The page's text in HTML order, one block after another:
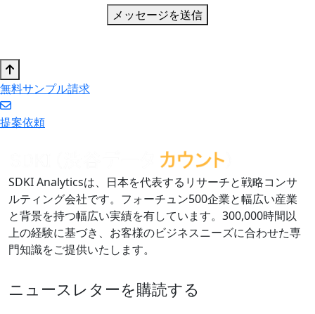
メッセージを送信
無料サンプル請求
提案依頼
SDKI Analyticsは、日本を代表するリサーチと戦略コンサ
ルティング会社です。フォーチュン500企業と幅広い産業
と背景を持つ幅広い実績を有しています。300,000時間以
上の経験に基づき、お客様のビジネスニーズに合わせた専
門知識をご提供いたします。
ニュースレターを購読する